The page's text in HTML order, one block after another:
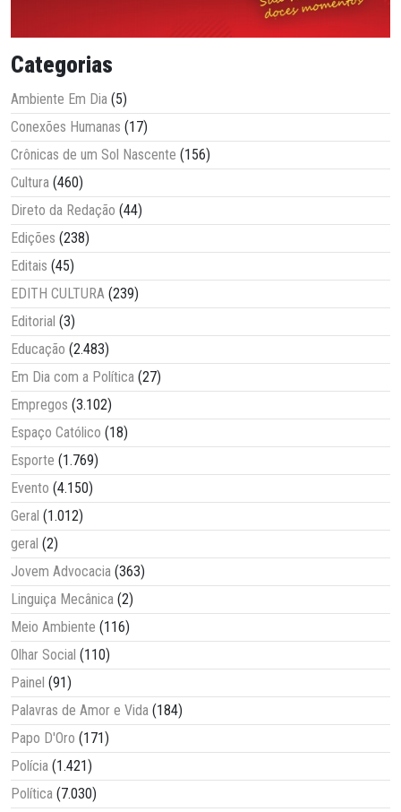
Categorias
Ambiente Em Dia (5)
Conexões Humanas (17)
Crônicas de um Sol Nascente (156)
Cultura (460)
Direto da Redação (44)
Edições (238)
Editais (45)
EDITH CULTURA (239)
Editorial (3)
Educação (2.483)
Em Dia com a Política (27)
Empregos (3.102)
Espaço Católico (18)
Esporte (1.769)
Evento (4.150)
Geral (1.012)
geral (2)
Jovem Advocacia (363)
Linguiça Mecânica (2)
Meio Ambiente (116)
Olhar Social (110)
Painel (91)
Palavras de Amor e Vida (184)
Papo D'Oro (171)
Polícia (1.421)
Política (7.030)